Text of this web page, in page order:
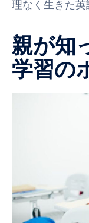
理なく生きた英
親が知
学習の